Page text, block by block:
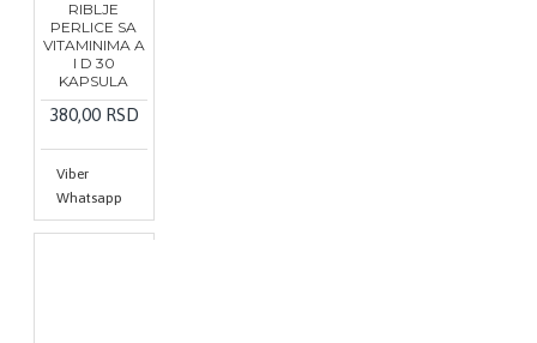
RIBLJE
PERLICE SA
VITAMINIMA A
I D 30
KAPSULA
380,00 RSD
Viber
Whatsapp